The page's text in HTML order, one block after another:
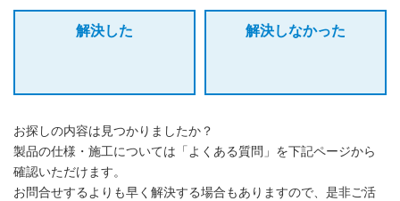
解決した
解決しなかった
お探しの内容は見つかりましたか？
製品の仕様・施工については「よくある質問」を下記ページから
確認いただけます。
お問合せするよりも早く解決する場合もありますので、是非ご活